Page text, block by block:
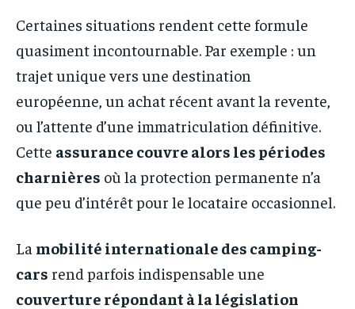
Certaines situations rendent cette formule
quasiment incontournable. Par exemple : un
trajet unique vers une destination
européenne, un achat récent avant la revente,
ou l’attente d’une immatriculation définitive.
Cette assurance couvre alors les périodes
charnières où la protection permanente n’a
que peu d’intérêt pour le locataire occasionnel.
La mobilité internationale des camping-
cars rend parfois indispensable une
couverture répondant à la législation